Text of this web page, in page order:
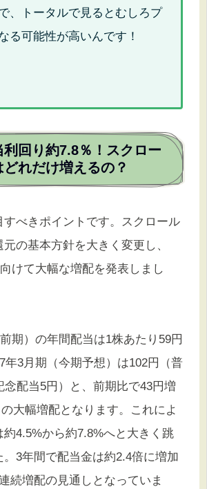
、トータルで見るとむしろプ
る可能性が高いんです！
回り約7.8％！スクロー
れだけ増えるの？
すべきポイントです。スクロール
の基本方針を大きく変更し、
けて大幅な増配を発表しまし
期）の年間配当は1株あたり59円
年3月期（今期予想）は102円（普
念配当5円）と、前期比で43円増
の大幅増配となります。これによ
約4.5%から約7.8%へと大きく跳
。3年間で配当金は約2.4倍に増加
続増配の見通しとなっていま